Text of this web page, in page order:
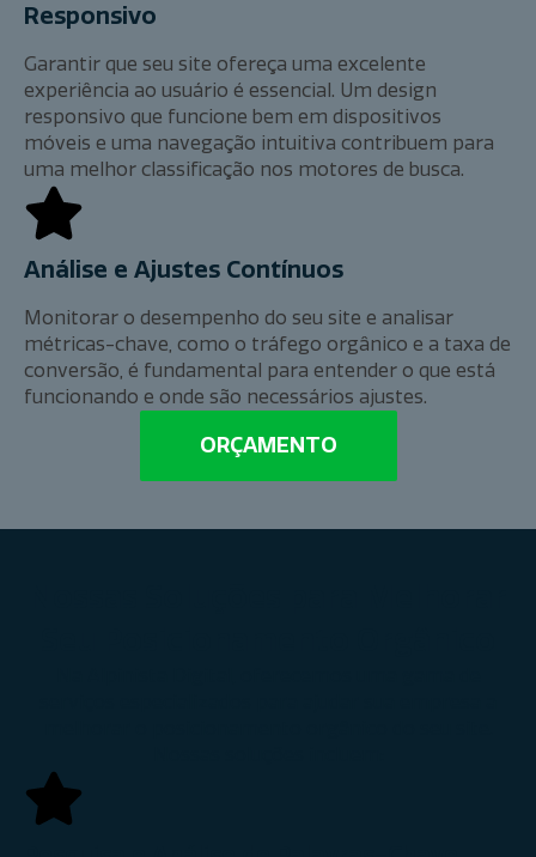
Responsivo
Garantir que seu site ofereça uma excelente
experiência ao usuário é essencial. Um design
responsivo que funcione bem em dispositivos
móveis e uma navegação intuitiva contribuem para
uma melhor classificação nos motores de busca.
Análise e Ajustes Contínuos
Monitorar o desempenho do seu site e analisar
métricas-chave, como o tráfego orgânico e a taxa de
conversão, é fundamental para entender o que está
funcionando e onde são necessários ajustes.
ORÇAMENTO